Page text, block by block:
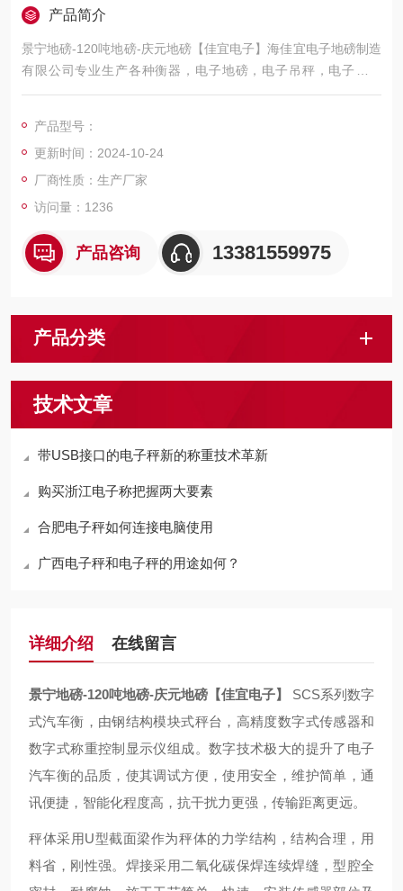
产品简介
景宁地磅-120吨地磅-庆元地磅【佳宜电子】海佳宜电子地磅制造
有限公司专业生产各种衡器，电子地磅，电子吊秤，电子叉车
秤，电子汽车衡，移动地磅，超低地磅， 防爆地磅，带打印地
动式汽车衡，出口式地磅，欢迎新老客户前来咨询，
产品型号：
更新时间：2024-10-24
厂商性质：生产厂家
访问量：1236
产品咨询 13381559975
产品分类
技术文章
带USB接口的电子秤新的称重技术革新
购买浙江电子称把握两大要素
合肥电子秤如何连接电脑使用
广西电子秤和电子秤的用途如何？
详细介绍 在线留言
景宁地磅-120吨地磅-庆元地磅【佳宜电子】 SCS系列数字
式汽车衡，由钢结构模块式秤台，高精度数字式传感器和
数字式称重控制显示仪组成。数字技术极大的提升了电子
汽车衡的品质，使其调试方便，使用安全，维护简单，通
讯便捷，智能化程度高，抗干扰力更强，传输距离更远。
秤体采用U型截面梁作为秤体的力学结构，结构合理，用
料省，刚性强。焊接采用二氧化碳保焊连续焊缝，型腔全